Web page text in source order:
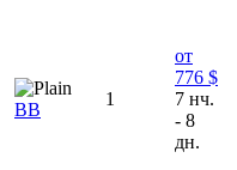
ВВ
1
от
776 $
7 нч.
- 8
дн.